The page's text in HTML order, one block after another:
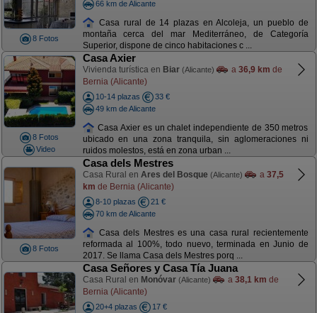
8 Fotos
66 km de Alicante
Casa rural de 14 plazas en Alcoleja, un pueblo de
montaña cerca del mar Mediterráneo, de Categoría
Superior, dispone de cinco habitaciones c ...
8 Fotos
Video
Casa Axier
Vivienda turística en Biar (Alicante) a 36,9 km de
Bernia (Alicante)
10-14 plazas
33 €
49 km de Alicante
Casa Axier es un chalet independiente de 350 metros
ubicado en una zona tranquila, sin aglomeraciones ni
ruidos molestos, está en zona urban ...
8 Fotos
Casa dels Mestres
Casa Rural en Ares del Bosque (Alicante) a 37,5
km de Bernia (Alicante)
8-10 plazas
21 €
70 km de Alicante
Casa dels Mestres es una casa rural recientemente
reformada al 100%, todo nuevo, terminada en Junio de
2017. Se llama Casa dels Mestres porq ...
Casa Señores y Casa Tía Juana
Casa Rural en Monóvar (Alicante) a 38,1 km de
Bernia (Alicante)
20+4 plazas
17 €